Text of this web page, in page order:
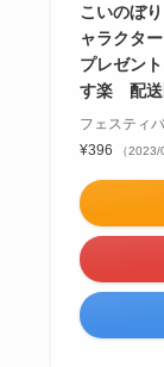
こいのぼ
ャラクタ
プレゼン
す楽 配送
フェスティ
¥396
（